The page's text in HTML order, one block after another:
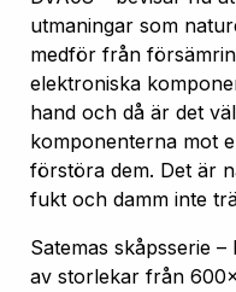
utmaningar som
medför från
elektroniska
hand och då är det
komponenterna mot
förstöra dem. Det är
fukt och damm inte
Satemas skåpsserie
av storlekar från